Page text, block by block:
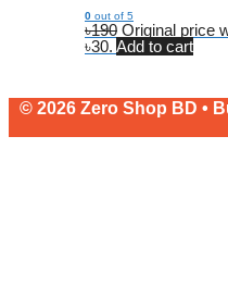
0 out of 5
৳190 Original price
৳30. Add to cart
© 2026 Zero Shop BD •